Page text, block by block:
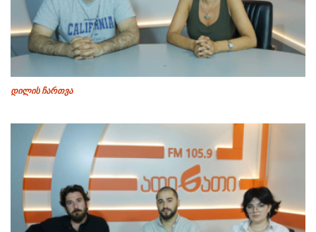
დილის ჩართვა